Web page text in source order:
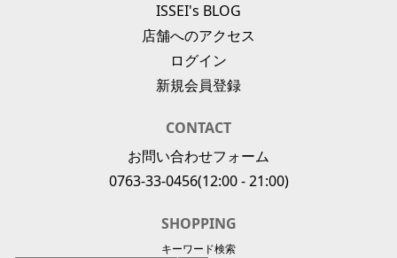
ISSEI's BLOG
店舗へのアクセス
ログイン
新規会員登録
CONTACT
お問い合わせフォーム
0763-33-0456(12:00 - 21:00)
SHOPPING
キーワード検索